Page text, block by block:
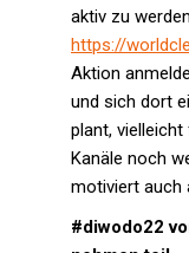
aktiv zu
https://
Aktion
und sich dort
plant,
Kanäle noch
motiviert auch
#diwodo22